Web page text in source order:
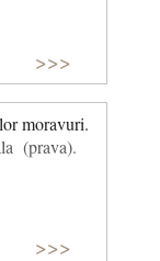
>>>
moravuri.
(prava).
>>>